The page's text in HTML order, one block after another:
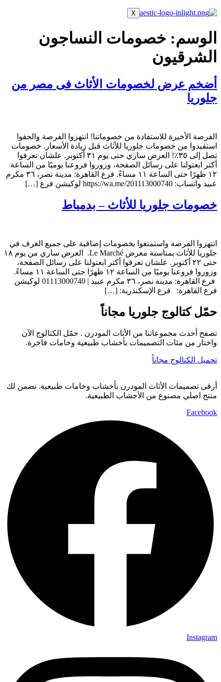
X
الوسم: خصومات النساجون
الشرقيون
أضخم عرض لخصومات الأثاث فى مصر من
جلوريا
الفرصة الأخيرة للاستفادة من خصوماتنا! انتهزوا الفرصة والحقوا
استفيدوا من خصومات جلوريا للأثاث قبل زيادة الأسعار. خصومات
تصل إلى ٣٥٪! العرض ساري حتى يوم ٣١ أكتوبر. علشان تعرفوا
أكتر ابعتولنا على رسائل الصفحة، وزوروا فروعنا يوميًا من الساعة
١٢ ظهرًا حتى الساعة ١١ مساءً. فرع القاهرة: مدينة نصر، ٣٦ مكرم
عبيد واتساب: https://wa.me/201113000740 لوكيشن فرع […]
خصومات جلوريا للأثاث – بدمياط
انتهزوا الفرصة واستمتعوا بخصومات إضافية على جميع الغرف في
جلوريا للأثاث بمناسبة معرض Le Marché. العرض ساري من يوم ١٨
حتى ٢٢ أكتوبر. علشان تعرفوا أكتر ابعتولنا على رسائل الصفحة،
وزوروا فروعنا يوميًا من الساعة ١٢ ظهرًا حتى الساعة ١١ مساءً.
فرع القاهرة: مدينة نصر، ٣٦ مكرم عبيد | 01113000740 لوكيشن
فرع القاهرة: فرع الإسكندرية: […]
حمّل كتالوج جلوريا مجاناً
تصفح أحدث مجموعاتنا من الأثاث المودرن . حمّل الكتالوج الآن
واختار من مئات التصميمات بأخشاب طبيعية وخامات فاخرة.
تحميل الكتالوج مجاناً
أرقى تصميمات الأثاث المودرن بأخشاب وخامات طبيعية. نضمن لك
منتج اصلي مصنوع من الأخشاب الطبيعية.
Facebook
Instagram